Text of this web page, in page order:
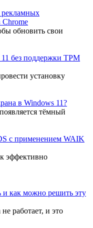
обновить свои
11 без поддержки TPM
установку
в Windows 11?
тёмный
с применением WAIK
эффективно
как можно решить эту
работает, и это